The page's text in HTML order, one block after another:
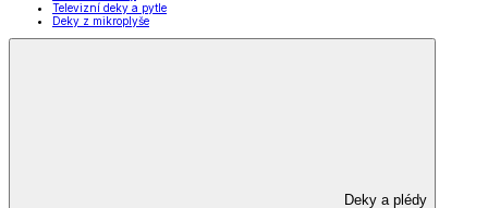
Televizní deky a pytle
Deky z mikroplyše
Deky a plédy